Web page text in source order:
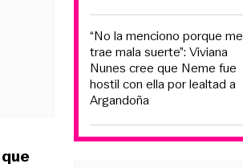
“No la menciono porque me
trae mala suerte”: Viviana
Nunes cree que Neme fue
hostil con ella por lealtad a
Argandoña